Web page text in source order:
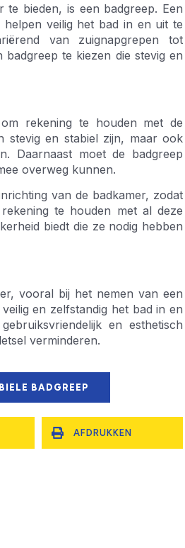
te bieden, is een badgreep. Een
veilig het bad in en uit te
van zuignapgrepen tot
te kiezen die stevig en
rekening te houden met de
stevig en stabiel zijn, maar ook
Daarnaast moet de badgreep
overweg kunnen.
van de badkamer, zodat
te houden met al deze
biedt die ze nodig hebben
vooral bij het nemen van een
en zelfstandig het bad in en
en esthetisch
verminderen.
BADGREEP
AFDRUKKEN